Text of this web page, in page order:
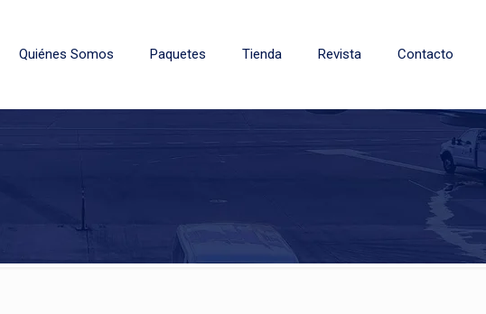
Quiénes Somos Paquetes Tienda Revista Contacto